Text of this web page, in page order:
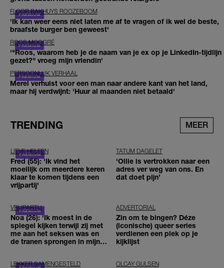
FLOOR BAKHUYS ROOZEBOOM
'Ik kan weer eens niet laten me af te vragen of ik wel de beste,
braafste burger ben geweest'
ROOS MOGGRÉ
'"Roos, waarom heb je de naam van je ex op je LinkedIn-tijdlijn
gezet?" vroeg mijn vriendin'
PERSOONLIJK VERHAAL
Merel verhuist voor een man naar andere kant van het land,
maar hij verdwijnt: 'Huur al maanden niet betaald'
TRENDING MEER
LIEVE HELEEN
Fred (55): 'Ik vind het
moeilijk om meerdere keren
klaar te komen tijdens een
vrijpartij'
TATUM DAGELET
'Ollie is vertrokken naar een
adres ver weg van ons. En
dat doet pijn’
VRIJPARTIJ
Noa (26): 'Ik moest in de
spiegel kijken terwijl zij met
me aan het seksen was en
de tranen sprongen in mijn
ADVERTORIAL
Zin om te bingen? Déze
(iconische) queer series
verdienen een plek op je
kijklijst
LEKKER SAMENGESTELD OLCAY GULSEN